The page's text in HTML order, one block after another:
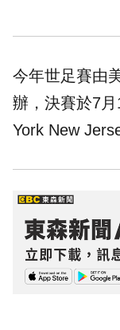
今年世足賽由
辦，決賽於7
York New